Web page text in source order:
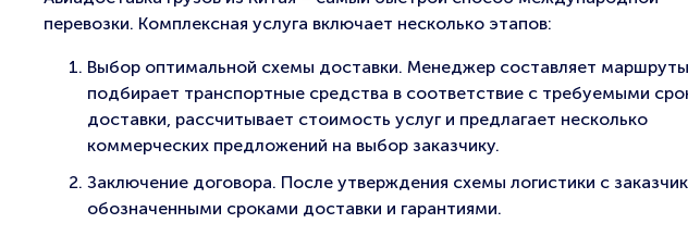
перевозки. Комплексная услуга включает несколько этапов:
Выбор оптимальной схемы доставки. Менеджер составляет
подбирает транспортные средства в соответствие с требуемыми
доставки, рассчитывает стоимость услуг и предлагает несколько
коммерческих предложений на выбор заказчику.
Заключение договора. После утверждения схемы логистики с
обозначенными сроками доставки и гарантиями.